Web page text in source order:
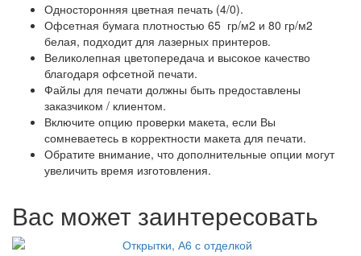
Односторонняя цветная печать (4/0).
Офсетная бумага плотностью 65 гр/м2 и 80 гр/м2
белая, подходит для лазерных принтеров.
Великолепная цветопередача и высокое качество
благодаря офсетной печати.
Файлы для печати должны быть предоставлены
заказчиком / клиентом.
Включите опцию проверки макета, если Вы
сомневаетесь в корректности макета для печати.
Обратите внимание, что дополнительные опции могут
увеличить время изготовления.
Вас может заинтересовать